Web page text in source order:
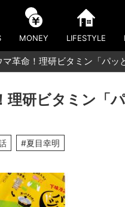
MONEY LIFESTYLE
革命！理研ビタミン「パッ
研ビタミン「
#夏目幸明